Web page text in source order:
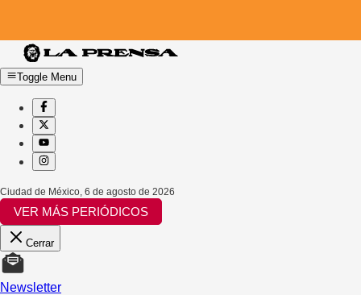
Toggle Menu
Ciudad de México 6 de agosto de 2026
VER MÁS PERIÓDICOS
Cerrar
Newsletter